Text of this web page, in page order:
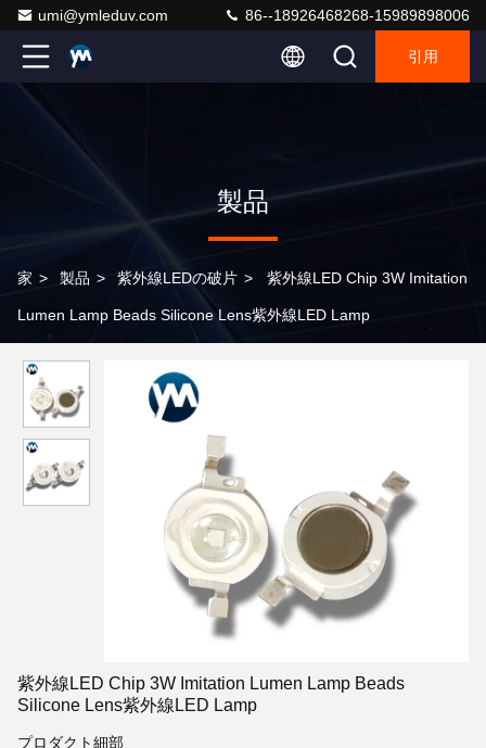
umi@ymleduv.com 86--18926468268-15989898006
引用
製品
家 > 製品 > 紫外線LEDの破片 > 紫外線LED Chip 3W Imitation
Lumen Lamp Beads Silicone Lens紫外線LED Lamp
紫外線LED Chip 3W Imitation Lumen Lamp Beads
Silicone Lens紫外線LED Lamp
プロダクト細部